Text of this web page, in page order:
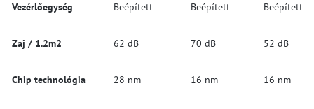
Vezérlőegység Beépített Beépített Beépített
Zaj / 1.2m2 62 dB 70 dB 52 dB
Chip technológia 28 nm 16 nm 16 nm